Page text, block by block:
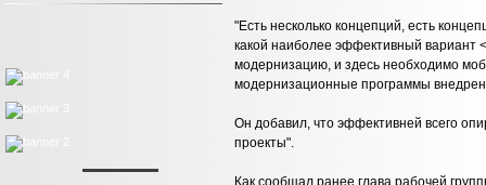
"Есть несколько концепций, есть
какой наиболее эффективный вариант
модернизацию, и здесь необходимо
модернизационные программы
Он добавил, что эффективней всего
проекты".
Как сообщал ранее глава рабочей